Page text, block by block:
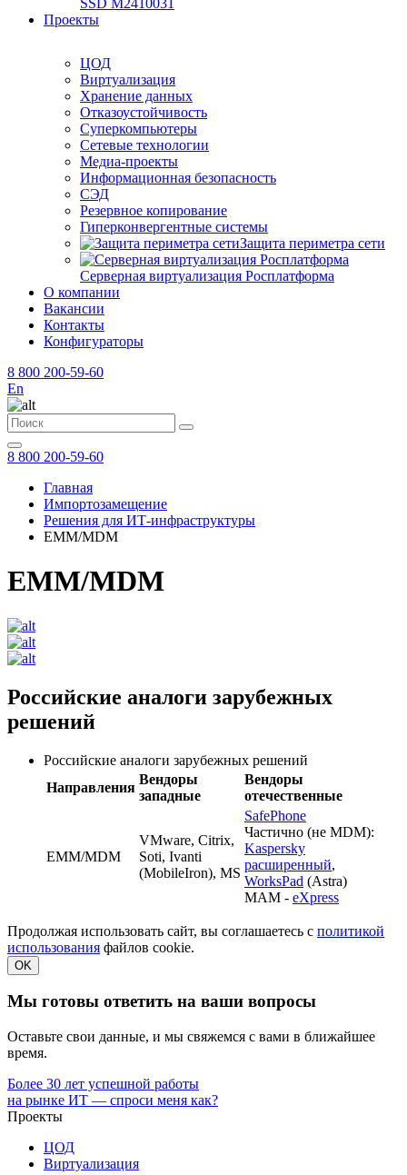
SSD М2410031
Проекты
ЦОД
Виртуализация
Хранение данных
Отказоустойчивость
Суперкомпьютеры
Сетевые технологии
Медиа-проекты
Информационная безопасность
СЭД
Резервное копирование
Гиперконвергентные системы
Защита периметра сети
Серверная виртуализация Росплатформа
О компании
Вакансии
Контакты
Конфигураторы
8 800 200-59-60
En
8 800 200-59-60
Главная
Импортозамещение
Решения для ИТ-инфраструктуры
EMM/MDM
EMM/MDM
Российские аналоги зарубежных
решений
Российские аналоги зарубежных решений
Направления
Вендоры
западные
Вендоры
отечественные
EMM/MDM
VMware, Citrix,
Soti, Ivanti
(MobileIron), MS
SafePhone
Частично (не MDM):
Kaspersky
расширенный,
WorksPad (Astra)
MAM - eXpress
Продолжая использовать сайт, вы соглашаетесь с политикой
использования файлов cookie.
OK
Мы готовы ответить на ваши вопросы
Оставьте свои данные, и мы свяжемся с вами в ближайшее
время.
Более 30 лет успешной работы
на рынке ИТ — спроси меня как?
Проекты
ЦОД
Виртуализация